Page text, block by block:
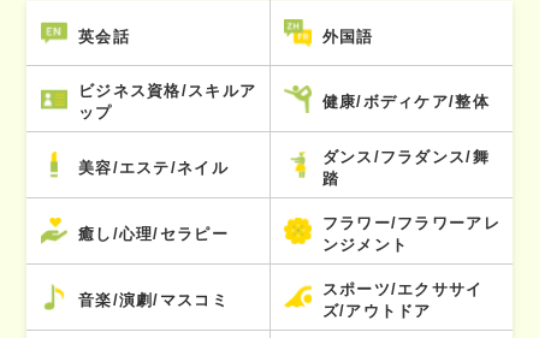
英会話 外国語
ビジネス資格/スキルア
ップ
健康/ボディケア/整体
美容/エステ/ネイル
ダンス/フラダンス/舞
踏
癒し/心理/セラピー
フラワー/フラワーアレ
ンジメント
音楽/演劇/マスコミ
スポーツ/エクササイ
ズ/アウトドア